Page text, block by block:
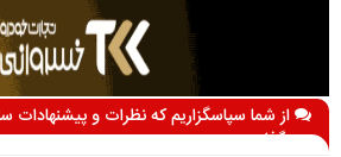
از شما سپاسگزاریم که نظرات و پیشنهادات
می گذارید